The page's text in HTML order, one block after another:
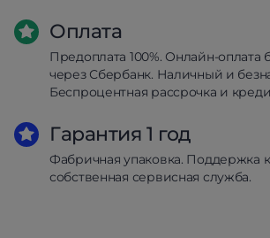
Оплата
Предоплата 100%. Онлайн-оплата
через Сбербанк. Наличный и
Беспроцентная рассрочка и
Гарантия 1 год
Фабричная упаковка. Поддержка
собственная сервисная служба.